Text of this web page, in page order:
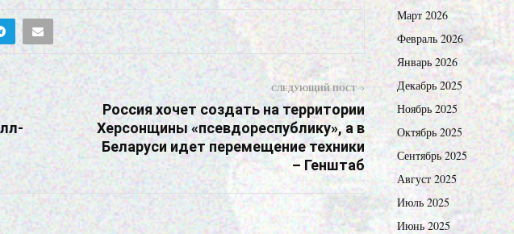
СЛЕДУЮЩИЙ ПОСТ
Россия хочет создать на территории
Херсонщины «псевдореспублику», а в
Беларуси идет перемещение техники
– Генштаб
Март 2026
Февраль 2026
Январь 2026
Декабрь 2025
Ноябрь 2025
Октябрь 2025
Сентябрь 2025
Август 2025
Июль 2025
Июнь 2025